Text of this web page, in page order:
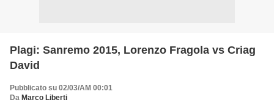
Plagi: Sanremo 2015, Lorenzo Fragola vs Criag
David
Pubblicato su 02/03/AM 00:01
Da Marco Liberti